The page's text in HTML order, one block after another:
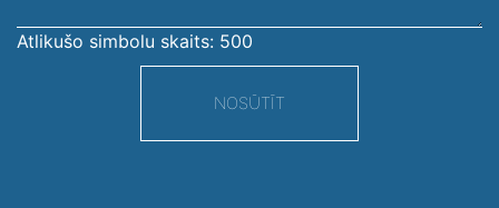
Atlikušo simbolu skaits: 500
NOSŪTĪT